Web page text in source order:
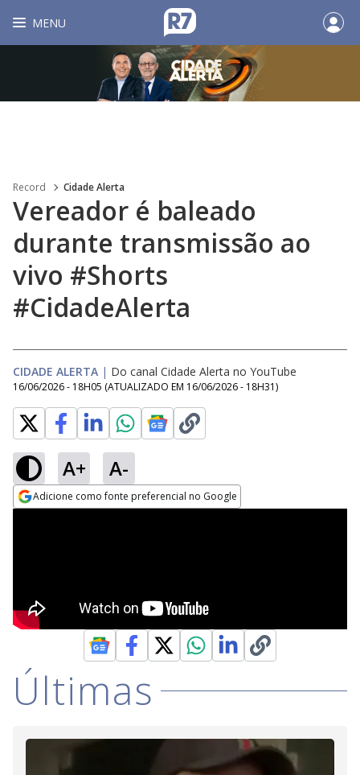
MENU
Record Cidade Alerta
Vereador é baleado
durante transmissão ao
vivo #Shorts
#CidadeAlerta
CIDADE ALERTA | Do canal Cidade Alerta no YouTube
16/06/2026 - 18H05 (ATUALIZADO EM 16/06/2026 - 18H31)
A+ A-
Adicione como fonte preferencial no Google
Últimas